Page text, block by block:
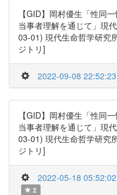
【GID】岡村優生「性同
当事者理解を通じて」現
03-01) 現代生命哲学研究
ジトリ]
2022-09-08 22:52:23
【GID】岡村優生「性同
当事者理解を通じて」現
03-01) 現代生命哲学研究
ジトリ]
2022-05-18 05:52:02
2